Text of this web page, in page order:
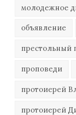
молодежное
объявление
престольный
проповеди
протоиерей
протоиерей